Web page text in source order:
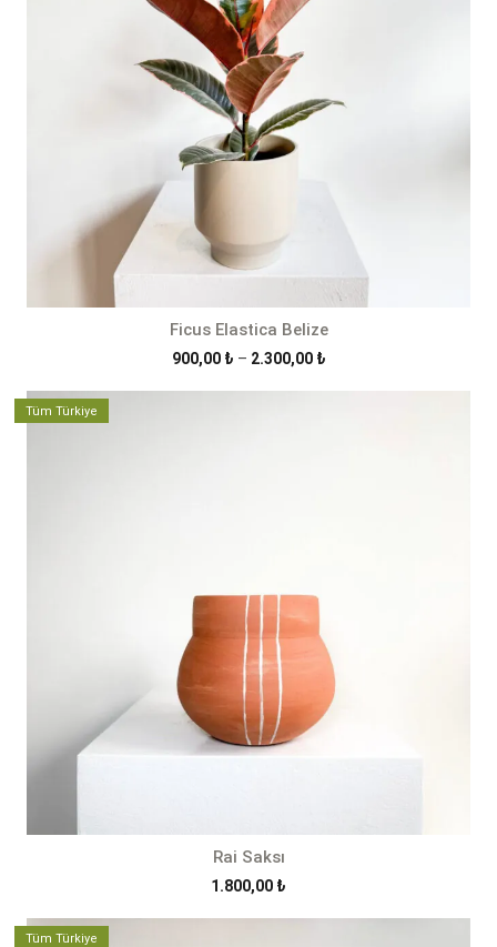
Ficus Elastica Belize
900,00 ₺ – 2.300,00 ₺Fiyat
Tüm Türkiye
Rai Saksı
1.800,00 ₺
Tüm Türkiye